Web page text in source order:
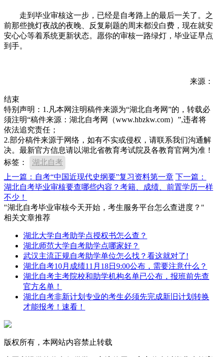
走到毕业审核这一步，已经是自考路上的最后一关了。之
前那些挑灯夜战的夜晚、反复刷题的周末都没白费，现在就安
安心心等着系统更新状态。愿你的审核一路绿灯，毕业证早点
到手。
来源：
结束
特别声明：1.凡本网注明稿件来源为“湖北自考网”的，转载必
须注明“稿件来源：湖北自考网（www.hbzkw.com）”,违者将
依法追究责任；
2.部分稿件来源于网络，如有不实或侵权，请联系我们沟通解
决。最新官方信息请以湖北省教育考试院及各教育官网为准！
标签：
湖北自考
上一篇：自考“中国近现代史纲要”复习资料第一章 下一篇：
湖北自考毕业审核要查哪些内容？考籍、成绩、前置学历一样
不少！
"湖北自考毕业审核今天开始，考生服务平台怎么查进度？"
相关文章推荐
湖北大学自考助学点授权书怎么查？
湖北师范大学自考助学点哪家好？
武汉主流正规自考助学单位怎么找？看这就对了!
湖北自考10月成绩11月18日9:00公布，需要注意什么？
湖北自考主考院校和助学机构名单已公布，报班前先查
官方名单！
湖北自考非新计划专业的考生必须先完成新旧计划转换
才能报考！速看！
版权所有，本网站内容禁止转载